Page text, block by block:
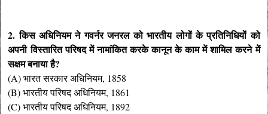
2. किस अधिनियम ने गवर्नर जनरल को भारतीय लोगों के प्रतिनिधियों को
अपनी विस्तारित परिषद में नामांकित करके कानून के काम में शामिल करने में
सक्षम बनाया है?
(A) भारत सरकार अधिनियम, 1858
(B) भारतीय परिषद अधिनियम, 1861
(C) भारतीय परिषद अधिनियम, 1892